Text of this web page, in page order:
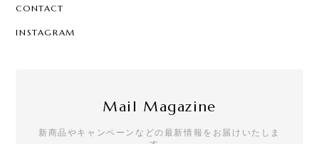
CONTACT
INSTAGRAM
Mail Magazine
新商品やキャンペーンなどの最新情報をお届けいたしま